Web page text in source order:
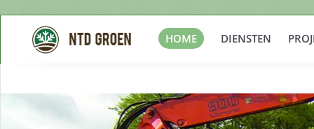
HOME DIENSTEN